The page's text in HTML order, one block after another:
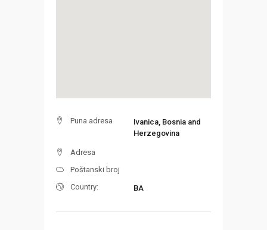
Puna adresa
Ivanica, Bosnia and
Herzegovina
Adresa
Poštanski broj
Country:
BA